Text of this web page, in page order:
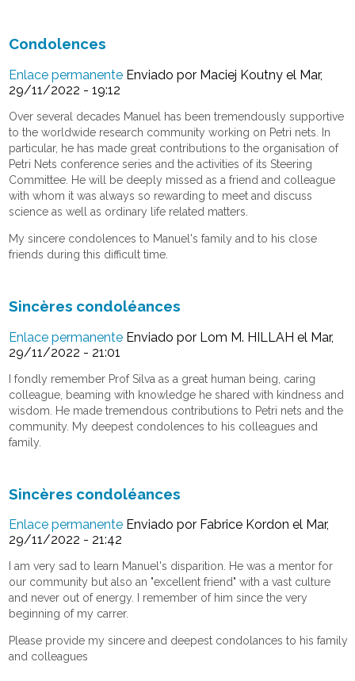
Condolences
Enlace permanente Enviado por Maciej Koutny el Mar,
29/11/2022 - 19:12
Over several decades Manuel has been tremendously supportive
to the worldwide research community working on Petri nets. In
particular, he has made great contributions to the organisation of
Petri Nets conference series and the activities of its Steering
Committee. He will be deeply missed as a friend and colleague
with whom it was always so rewarding to meet and discuss
science as well as ordinary life related matters.
My sincere condolences to Manuel's family and to his close
friends during this difficult time.
Sincères condoléances
Enlace permanente Enviado por Lom M. HILLAH el Mar,
29/11/2022 - 21:01
I fondly remember Prof Silva as a great human being, caring
colleague, beaming with knowledge he shared with kindness and
wisdom. He made tremendous contributions to Petri nets and the
community. My deepest condolences to his colleagues and
family.
Sincères condoléances
Enlace permanente Enviado por Fabrice Kordon el Mar,
29/11/2022 - 21:42
I am very sad to learn Manuel's disparition. He was a mentor for
our community but also an "excellent friend" with a vast culture
and never out of energy. I remember of him since the very
beginning of my carrer.
Please provide my sincere and deepest condolances to his family
and colleagues